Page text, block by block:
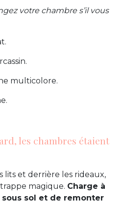
votre chambre s’il vous
multicolore.
les chambres étaient
lits et derrière les rideaux,
magique. Charge à
sol et de remonter